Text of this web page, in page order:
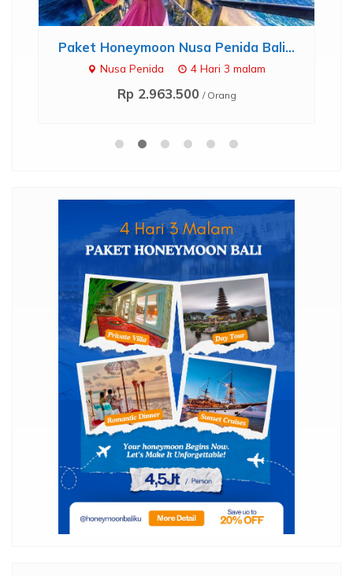
Tiket Melihat Dolphin Lovina - G...
Lovina One Day Tour
*Mulai Rp 97.000 / Orang